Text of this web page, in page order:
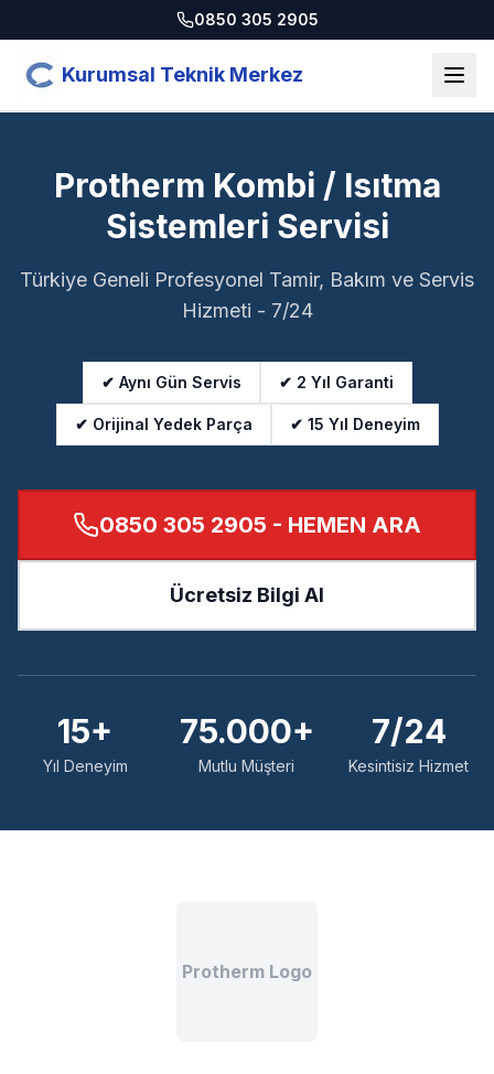
0850 305 2905
Kurumsal Teknik Merkez
Protherm Kombi / Isıtma
Sistemleri Servisi
Türkiye Geneli Profesyonel Tamir, Bakım ve Servis
Hizmeti - 7/24
✔ Aynı Gün Servis ✔ 2 Yıl Garanti
✔ Orijinal Yedek Parça ✔ 15 Yıl Deneyim
0850 305 2905 - HEMEN ARA
Ücretsiz Bilgi Al
15+
Yıl Deneyim
75.000+
Mutlu Müşteri
7/24
Kesintisiz Hizmet
Protherm Logo